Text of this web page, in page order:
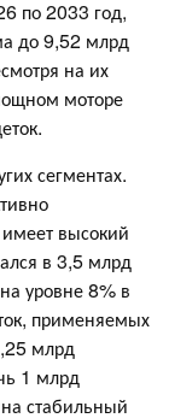
по 2033 год,
до 9,52 млрд
на их
моторе
сегментах.
высокий
в 3,5 млрд
уровне 8% в
применяемых
млрд
1 млрд
стабильный